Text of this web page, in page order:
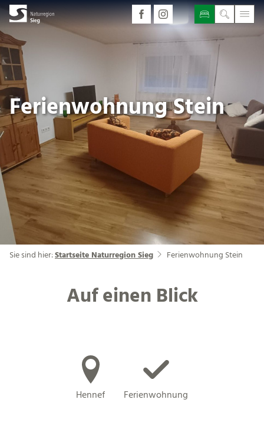
Ferienwohnung Stein
Sie sind hier:Startseite Naturregion Sieg Ferienwohnung Stein
Auf einen Blick
Hennef Ferienwohnung